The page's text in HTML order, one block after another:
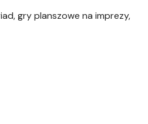
gry planszowe na imprezy,